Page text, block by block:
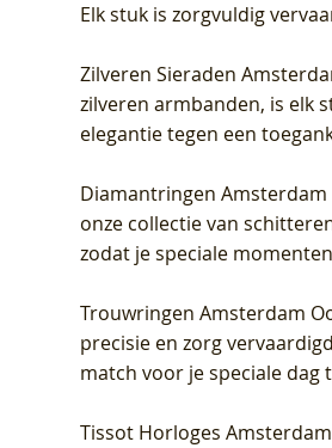
Elk stuk is zorgvuldig
Zilveren Sieraden
zilveren armbanden, is elk
elegantie tegen een
Diamantringen Amsterdam
onze collectie van
zodat je speciale
Trouwringen Amsterdam
precisie en zorg
match voor je speciale dag
Tissot Horloges